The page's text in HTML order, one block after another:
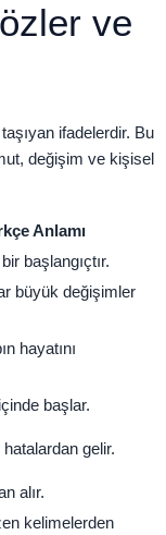
ve
ifadelerdir. Bu
değişim ve kişisel
Anlamı
başlangıçtır.
büyük değişimler
hayatını
başlar.
gelir.
alır.
kelimelerden